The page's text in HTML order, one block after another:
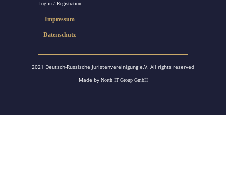
Log in / Registration
Impressum
Datenschutz
2021 Deutsch-Russische Juristenvereinigung e.V. All rights reserved
Made by North IT Group GmbH